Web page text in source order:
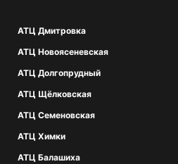
АТЦ Дмитровка
АТЦ Новоясеневская
АТЦ Долгопрудный
АТЦ Щёлковская
АТЦ Семеновская
АТЦ Химки
АТЦ Балашиха